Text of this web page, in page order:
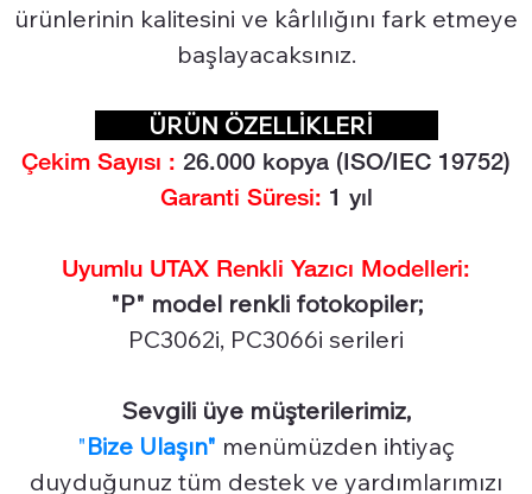
ürünlerinin kalitesini ve kârlılığını fark etmeye
başlayacaksınız.
ÜRÜN ÖZELLİKLERİ
Çekim Sayısı : 26.000 kopya (ISO/IEC 19752)
Garanti Süresi: 1 yıl
Uyumlu UTAX Renkli Yazıcı Modelleri:
"P" model renkli fotokopiler;
PC3062i, PC3066i serileri
Sevgili üye müşterilerimiz,
"Bize Ulaşın" menümüzden ihtiyaç
duyduğunuz tüm destek ve yardımlarımızı